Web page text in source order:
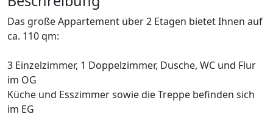
Das große Appartement über 2 Etagen bietet Ihnen auf
ca. 110 qm:
3 Einzelzimmer, 1 Doppelzimmer, Dusche, WC und Flur
im OG
Küche und Esszimmer sowie die Treppe befinden sich
im EG